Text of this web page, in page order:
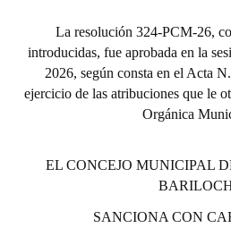
REFORMA DE LA CARTA
La resolución 324-PCM-26,
introducidas, fue aprobada en la
2026, según consta en el Acta
ejercicio de las atribuciones que le
Orgánica
EL CONCEJO MUNICIPAL
SANCIONA CON